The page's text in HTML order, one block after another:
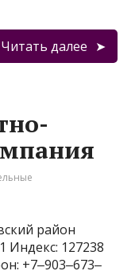
Читать далее
район
Индекс: 127238
+7‒903‒673‒